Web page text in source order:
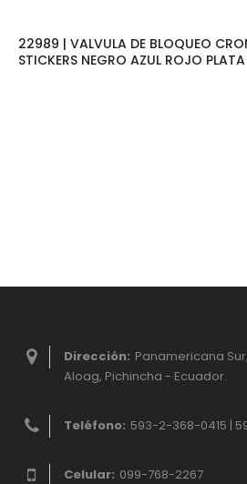
22989 | VALVULA DE BLOQUEO
STICKERS NEGRO AZUL ROJO PLATA
Dirección: Panamericana
Aloag, Pichincha - Ecuador.
Teléfono: 593-2-368-0415 |
Celular: 099-768-2267